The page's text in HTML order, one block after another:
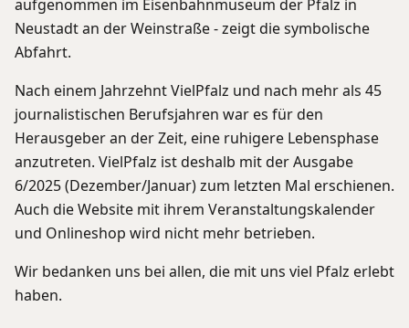
aufgenommen im Eisenbahnmuseum der Pfalz in
Neustadt an der Weinstraße - zeigt die symbolische
Abfahrt.
Nach einem Jahrzehnt VielPfalz und nach mehr als 45
journalistischen Berufsjahren war es für den
Herausgeber an der Zeit, eine ruhigere Lebensphase
anzutreten. VielPfalz ist deshalb mit der Ausgabe
6/2025 (Dezember/Januar) zum letzten Mal erschienen.
Auch die Website mit ihrem Veranstaltungskalender
und Onlineshop wird nicht mehr betrieben.
Wir bedanken uns bei allen, die mit uns viel Pfalz erlebt
haben.